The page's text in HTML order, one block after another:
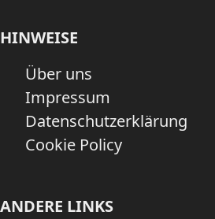
HINWEISE
Über uns
Impressum
Datenschutzerklärung
Cookie Policy
ANDERE LINKS